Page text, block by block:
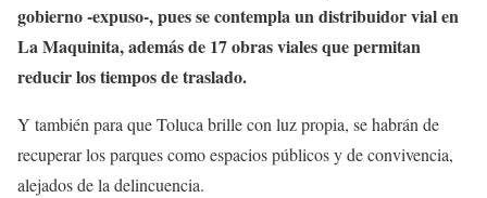
gobierno -expuso-, pues se contempla un distribuidor vial en
La Maquinita, además de 17 obras viales que permitan
reducir los tiempos de traslado.
Y también para que Toluca brille con luz propia, se habrán de
recuperar los parques como espacios públicos y de convivencia,
alejados de la delincuencia.